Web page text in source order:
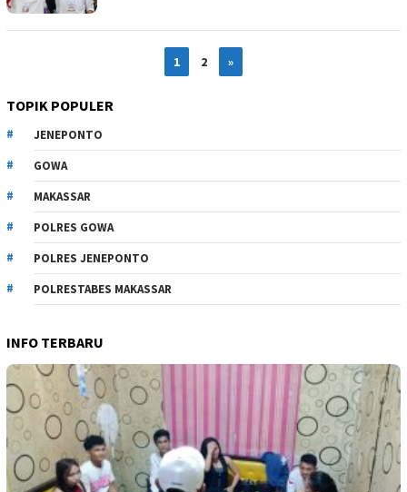
1 2 »
TOPIK POPULER
JENEPONTO
GOWA
MAKASSAR
POLRES GOWA
POLRES JENEPONTO
POLRESTABES MAKASSAR
INFO TERBARU